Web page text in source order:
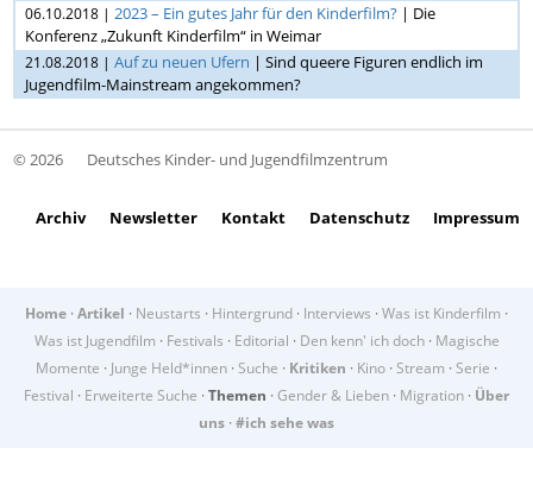
06.10.2018 | 2023 – Ein gutes Jahr für den Kinderfilm? | Die
Konferenz „Zukunft Kinderfilm“ in Weimar
21.08.2018 |Auf zu neuen Ufern | Sind queere Figuren endlich im
Jugendfilm-Mainstream angekommen?
© 2026 Deutsches Kinder- und Jugendfilmzentrum
Archiv Newsletter Kontakt Datenschutz Impressum
Home · Artikel · Neustarts · Hintergrund · Interviews · Was ist Kinderfilm ·
Was ist Jugendfilm · Festivals · Editorial · Den kenn' ich doch· Magische
Momente · Junge Held*innen · Suche · Kritiken · Kino · Stream · Serie ·
Festival · Erweiterte Suche · Themen · Gender & Lieben · Migration · Über
uns · #ich sehe was